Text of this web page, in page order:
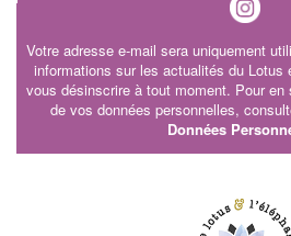
Votre adresse e-mail sera uniquement
informations sur les actualités du Lotus
vous désinscrire à tout moment. Pour
de vos données personnelles,
Données